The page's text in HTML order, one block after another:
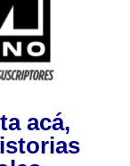
acá,